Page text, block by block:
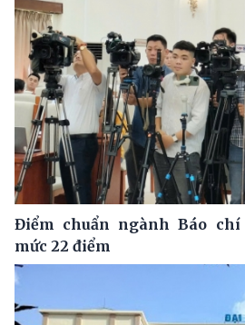
Điểm chuẩn ngành Báo
mức 22 điểm